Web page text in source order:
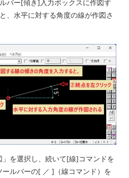
バー[傾き]入力ボックスに作図す
、水平に対する角度の線が作図さ
」を選択し、続いて[線]コマンドを
ルバーの[ ／ ]（線コマンド）を